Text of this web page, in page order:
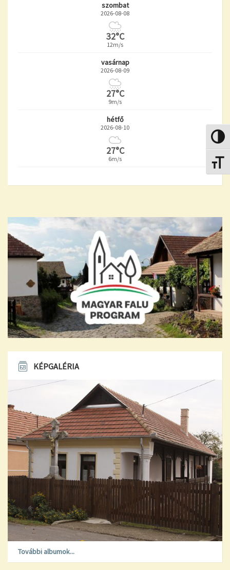
szombat
2026-08-08
32°C
12m/s
vasárnap
2026-08-09
27°C
9m/s
hétfő
2026-08-10
27°C
6m/s
KÉPGALÉRIA
További albumok...